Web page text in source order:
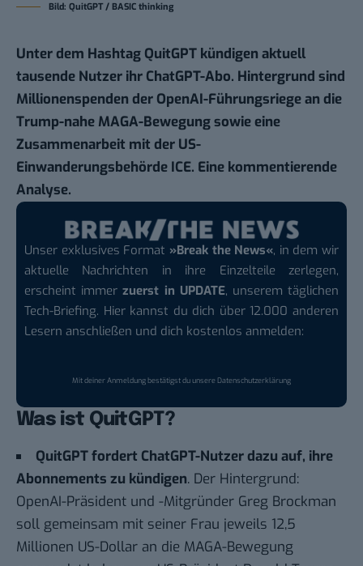
Bild: QuitGPT / BASIC thinking
Unter dem Hashtag QuitGPT kündigen aktuell
tausende Nutzer ihr ChatGPT-Abo. Hintergrund sind
Millionenspenden der OpenAI-Führungsriege an die
Trump-nahe MAGA-Bewegung sowie eine
Zusammenarbeit mit der US-
Einwanderungsbehörde ICE. Eine kommentierende
Analyse.
Unser exklusives Format »Break the News«, in dem wir
aktuelle Nachrichten in ihre Einzelteile zerlegen,
erscheint immerzuerst in UPDATE, unserem täglichen
Tech-Briefing. Hier kannst du dich über 12.000 anderen
Lesern anschließen und dich kostenlos anmelden:
Mit deiner Anmeldung bestätigst du unsereDatenschutzerklärung
Was ist QuitGPT?
QuitGPT fordert ChatGPT-Nutzer dazu auf, ihre
Abonnements zu kündigen. Der Hintergrund:
OpenAI-Präsident und -Mitgründer Greg Brockman
soll gemeinsam mit seiner Frau jeweils 12,5
Millionen US-Dollar an die MAGA-Bewegung